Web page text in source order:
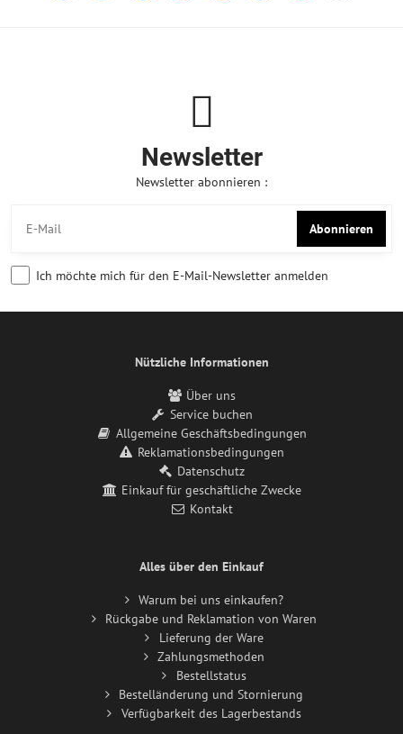
Newsletter
Newsletter abonnieren :
Abonnieren
Ich möchte mich für den E-Mail-Newsletter anmelden
Nützliche Informationen
Über uns
Service buchen
Allgemeine Geschäftsbedingungen
Reklamationsbedingungen
Datenschutz
Einkauf für geschäftliche Zwecke
Kontakt
Alles über den Einkauf
Warum bei uns einkaufen?
Rückgabe und Reklamation von Waren
Lieferung der Ware
Zahlungsmethoden
Bestellstatus
Bestelländerung und Stornierung
Verfügbarkeit des Lagerbestands